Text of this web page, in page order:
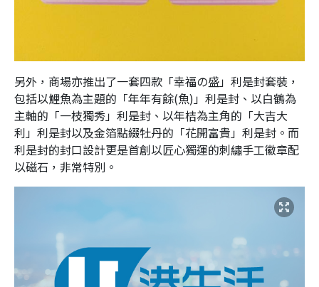
另外，商場亦推出了一套四款「幸福の盛」利是封套裝，
包括以鯉魚為主題的「年年有餘(魚)」利是封、以白鶴為
主軸的「一枝獨秀」利是封、以年桔為主角的「大吉大
利」利是封以及金箔點綴牡丹的「花開富貴」利是封。而
利是封的封口設計更是首創以匠心獨運的刺繡手工徽章配
以磁石，非常特別。